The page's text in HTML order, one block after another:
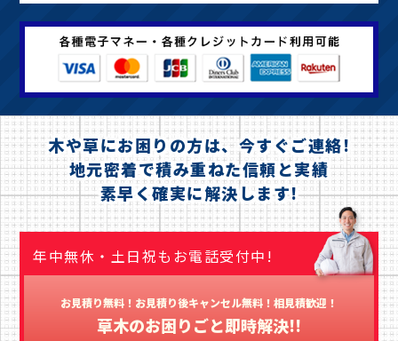
木や草にお困りの方は、今すぐご連絡!
地元密着で積み重ねた信頼と実績
素早く確実に解決します!
年中無休・土日祝もお電話受付中!
お見積り無料！お見積り後キャンセル無料！相見積歓迎！
草木のお困りごと即時解決!!